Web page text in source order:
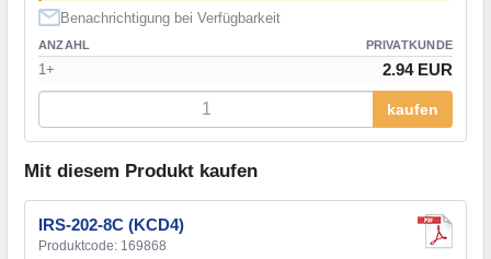
Benachrichtigung bei Verfügbarkeit
ANZAHL PRIVATKUNDE
1+ 2.94 EUR
kaufen
Mit diesem Produkt kaufen
IRS-202-8C (KCD4)
Produktcode: 169868